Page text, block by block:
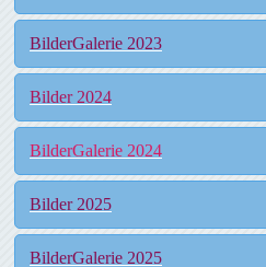
BilderGalerie 2023
Bilder 2024
BilderGalerie 2024
Bilder 2025
BilderGalerie 2025